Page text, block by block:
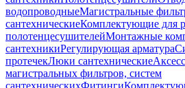
водопроводныеМагистральные
сантехническиеКомплектующие для
полотенцесушителейМонтажные
сантехникиРегулирующая арматура
протечекЛюки сантехнические
магистральных фильтров, систем
сантехническихФитинги